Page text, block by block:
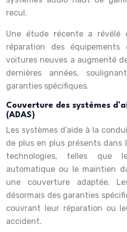
recul.
Une étude récente a
réparation des équipements
voitures neuves a augmenté
dernières années,
garanties spécifiques.
Couverture des systèmes
(ADAS)
Les systèmes d’aide à la
de plus en plus présents dans
technologies, telles que
automatique ou le maintien
une couverture adaptée.
désormais des garanties
couvrant leur réparation ou
accident.